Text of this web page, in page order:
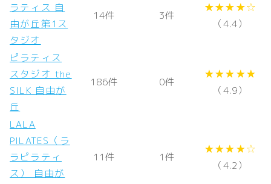
ラティス 自
由が丘第1ス
タジオ
14件 3件
★★★★☆
（4.4）
ピラティス
スタジオ the
SILK 自由が
丘
186件 0件
★★★★★
（4.9）
LALA
PILATES（ラ
ラピラティ
ス） 自由が
11件 1件
★★★★☆
（4.2）